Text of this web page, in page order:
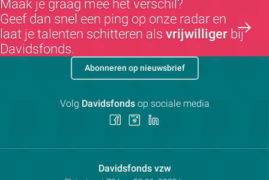
Maak je graag mee het verschil?
Geef dan snel een ping op onze radar en
laat je talenten schitteren als vrijwilliger bij
Davidsfonds.
Davidsfonds vzwContactpersoon:
Abonneren op nieuwsbrief
Volg Davidsfondsop sociale media
Volg Volg